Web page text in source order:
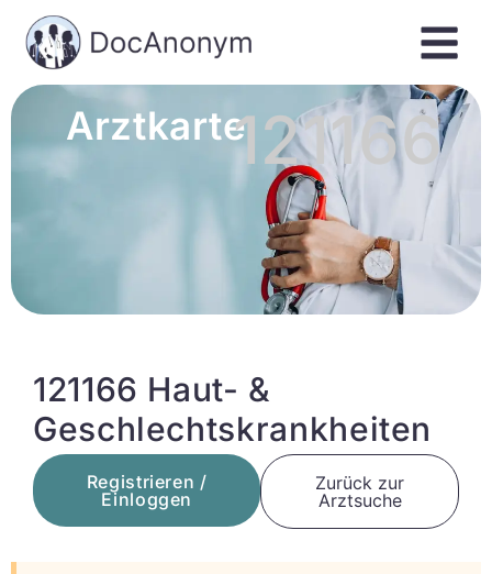
Arztkarte121166
121166 Haut- &
Geschlechtskrankheiten
Registrieren /
Einloggen
Zurück zur
Arztsuche